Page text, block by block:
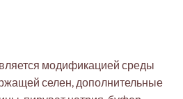
модификацией среды
селен, дополнительные